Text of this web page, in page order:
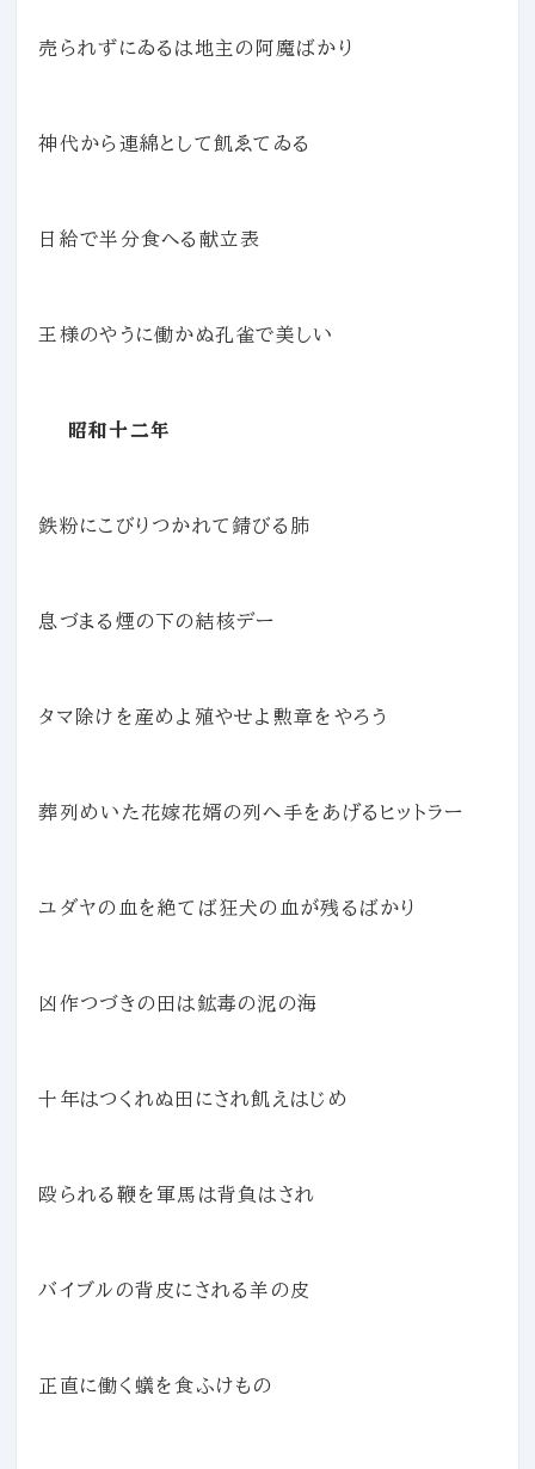
売られずにゐるは地主の阿魔ばかり
神代から連綿として飢ゑてゐる
日給で半分食へる献立表
王様のやうに働かぬ孔雀で美しい
昭和十二年
鉄粉にこびりつかれて錆びる肺
息づまる煙の下の結核デー
タマ除けを産めよ殖やせよ勲章をやろう
葬列めいた花嫁花婿の列へ手をあげるヒットラー
ユダヤの血を絶てば狂犬の血が残るばかり
凶作つづきの田は鉱毒の泥の海
十年はつくれぬ田にされ飢えはじめ
殴られる鞭を軍馬は背負はされ
バイブルの背皮にされる羊の皮
正直に働く蟻を食ふけもの